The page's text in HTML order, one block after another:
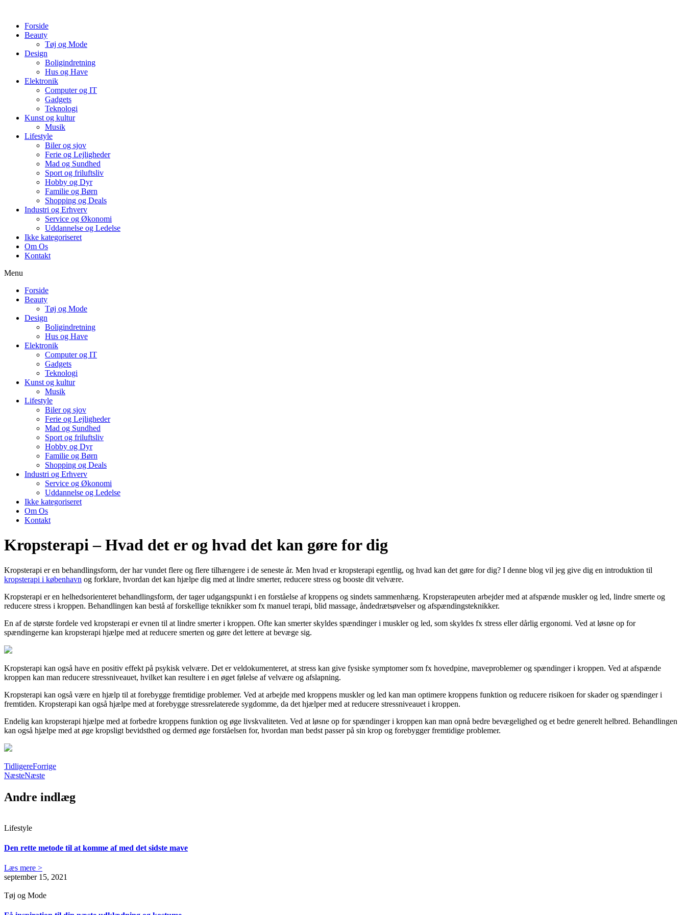
indholdForside
Beauty
Tøj og Mode
Design
Boligindretning
Hus og Have
Elektronik
Computer og IT
Gadgets
Teknologi
Kunst og kultur
Musik
Lifestyle
Biler og sjov
Ferie og Lejligheder
Mad og Sundhed
Sport og friluftsliv
Hobby og Dyr
Familie og Børn
Shopping og Deals
Industri og Erhverv
Service og Økonomi
Uddannelse og Ledelse
Ikke kategoriseret
Om Os
Kontakt
Menu
Forside
Beauty
Tøj og Mode
Design
Boligindretning
Hus og Have
Elektronik
Computer og IT
Gadgets
Teknologi
Kunst og kultur
Musik
Lifestyle
Biler og sjov
Ferie og Lejligheder
Mad og Sundhed
Sport og friluftsliv
Hobby og Dyr
Familie og Børn
Shopping og Deals
Industri og Erhverv
Service og Økonomi
Uddannelse og Ledelse
Ikke kategoriseret
Om Os
Kontakt
Kropsterapi – Hvad det er og hvad det kan gøre for dig
Kropsterapi er en behandlingsform, der har vundet flere og flere tilhængere i de seneste år. Men hvad er kropsterapi egentlig, og hvad kan det gøre for dig? I denne blog vil jeg give dig en introduktion til
kropsterapi i københavn og forklare, hvordan det kan hjælpe dig med at lindre smerter, reducere stress og booste dit velvære.
Kropsterapi er en helhedsorienteret behandlingsform, der tager udgangspunkt i en forståelse af kroppens og sindets sammenhæng. Kropsterapeuten arbejder med at afspænde muskler og led, lindre smerte og
reducere stress i kroppen. Behandlingen kan bestå af forskellige teknikker som fx manuel terapi, blid massage, åndedrætsøvelser og afspændingsteknikker.
En af de største fordele ved kropsterapi er evnen til at lindre smerter i kroppen. Ofte kan smerter skyldes spændinger i muskler og led, som skyldes fx stress eller dårlig ergonomi. Ved at løsne op for
spændingerne kan kropsterapi hjælpe med at reducere smerten og gøre det lettere at bevæge sig.
Kropsterapi kan også have en positiv effekt på psykisk velvære. Det er veldokumenteret, at stress kan give fysiske symptomer som fx hovedpine, maveproblemer og spændinger i kroppen. Ved at afspænde
kroppen kan man reducere stressniveauet, hvilket kan resultere i en øget følelse af velvære og afslapning.
Kropsterapi kan også være en hjælp til at forebygge fremtidige problemer. Ved at arbejde med kroppens muskler og led kan man optimere kroppens funktion og reducere risikoen for skader og spændinger i
fremtiden. Kropsterapi kan også hjælpe med at forebygge stressrelaterede sygdomme, da det hjælper med at reducere stressniveauet i kroppen.
Endelig kan kropsterapi hjælpe med at forbedre kroppens funktion og øge livskvaliteten. Ved at løsne op for spændinger i kroppen kan man opnå bedre bevægelighed og et bedre generelt helbred. Behandlingen
kan også hjælpe med at øge kropsligt bevidsthed og dermed øge forståelsen for, hvordan man bedst passer på sin krop og forebygger fremtidige problemer.
TidligereForrige
NæsteNæste
Andre indlæg
Lifestyle
Den rette metode til at komme af med det sidste mave
Læs mere >
september 15, 2021
Tøj og Mode